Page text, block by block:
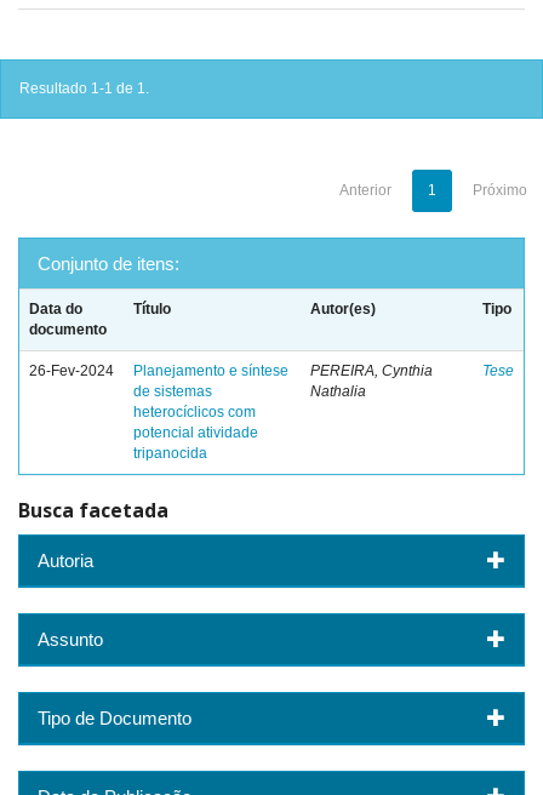
Resultado 1-1 de 1.
Anterior 1 Próximo
Conjunto de itens:
Data do
documento
Título Autor(es) Tipo
26-Fev-2024
Planejamento e síntese
de sistemas
heterocíclicos com
potencial atividade
tripanocida
PEREIRA, Cynthia
Nathalia
Tese
Busca facetada
Autoria
Assunto
Tipo de Documento